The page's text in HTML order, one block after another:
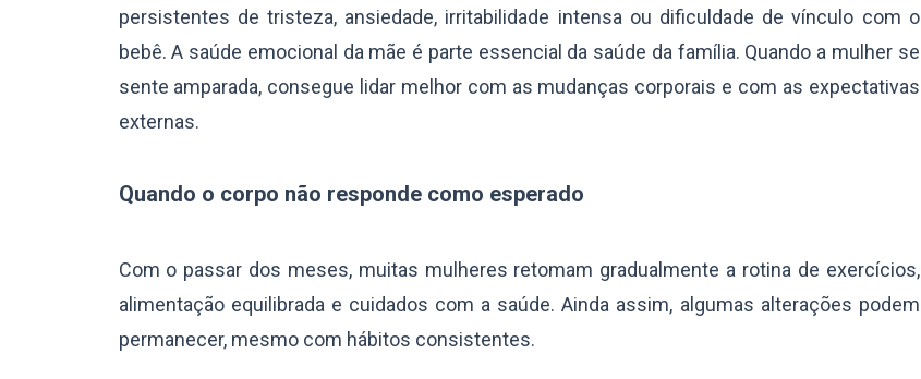
persistentes de tristeza, ansiedade, irritabilidade intensa ou dificuldade de vínculo com o
bebê. A saúde emocional da mãe é parte essencial da saúde da família. Quando a mulher se
sente amparada, consegue lidar melhor com as mudanças corporais e com as expectativas
externas.
Quando o corpo não responde como esperado
Com o passar dos meses, muitas mulheres retomam gradualmente a rotina de exercícios,
alimentação equilibrada e cuidados com a saúde. Ainda assim, algumas alterações podem
permanecer, mesmo com hábitos consistentes.